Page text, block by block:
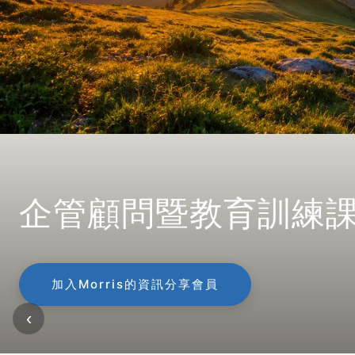
企管顧問暨教育訓練
加入Morris的資訊分享會員
‹